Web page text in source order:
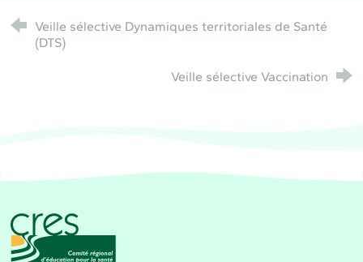
Veille sélective Dynamiques territoriales de Santé
(DTS)
Veille sélective Vaccination
CRES Paca - Comité Régional d'Éducation pour la